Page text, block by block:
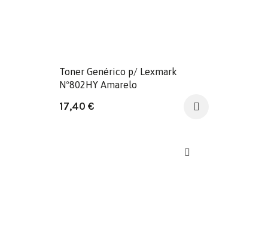
Toner Genérico p/ Lexmark
Nº802HY Amarelo
17,40 €